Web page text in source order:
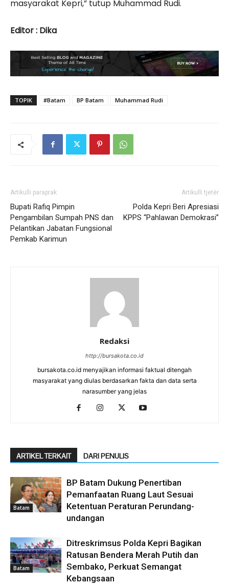
masyarakat Kepri,” tutup Muhammad Rudi.
Editor : Dika
TOPIK #Batam BP Batam Muhammad Rudi
Artikulli paraprak
Bupati Rafiq Pimpin
Pengambilan Sumpah PNS dan
Pelantikan Jabatan Fungsional
Pemkab Karimun
Artikulli tjetër
Polda Kepri Beri Apresiasi
KPPS “Pahlawan Demokrasi”
Redaksi
http://bursakota.co.id
bursakota.co.id menyajikan informasi faktual ditengah
masyarakat yang diulas berdasarkan fakta dan data serta
narasumber yang jelas
ARTIKEL TERKAIT DARI PENULIS
Batam
BP Batam Dukung Penertiban
Pemanfaatan Ruang Laut Sesuai
Ketentuan Peraturan Perundang-
undangan
Batam
Ditreskrimsus Polda Kepri Bagikan
Ratusan Bendera Merah Putih dan
Sembako, Perkuat Semangat
Kebangsaan